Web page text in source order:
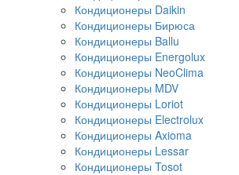
Кондиционеры Daikin
Кондиционеры Бирюса
Кондиционеры Ballu
Кондиционеры Energolux
Кондиционеры NeoClima
Кондиционеры MDV
Кондиционеры Loriot
Кондиционеры Electrolux
Кондиционеры Axioma
Кондиционеры Lessar
Кондиционеры Tosot